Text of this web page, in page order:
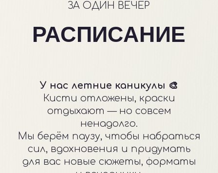
для вас новые сюжеты, форматы
ярче и с новым расписанием.
Следите за обновлениями, самое
ВАШ АРТ-ВЕЧЕР
Где пройдет